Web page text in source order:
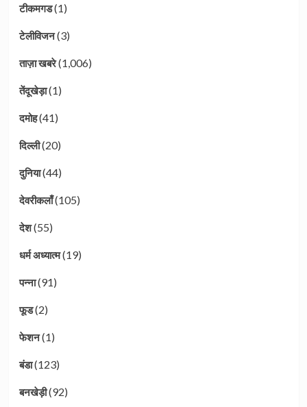
टीकमगड(1)
टेलीविजन(3)
ताज़ा खबरे(1,006)
तेंदूखेड़ा(1)
दमोह(41)
दिल्ली(20)
दुनिया(44)
देवरीकलाँ(105)
देश(55)
धर्म अध्यात्म(19)
पन्ना(91)
फूड(2)
फेशन(1)
बंडा(123)
बनखेड़ी(92)